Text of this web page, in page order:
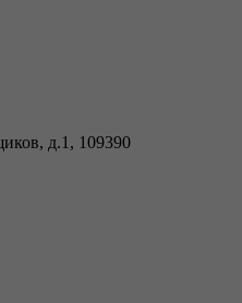
д.1, 109390